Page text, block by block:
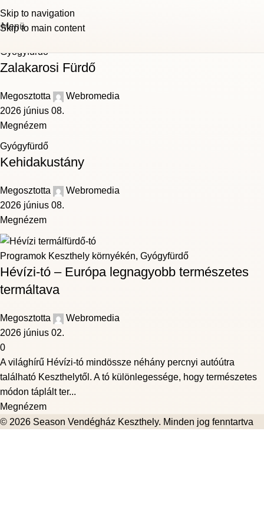
Skip to navigation
Skip to main content
Menü
Gyógyfürdő
Gyógyfürdő
Zalakarosi Fürdő
Megosztotta
Webromedia
2026 június 08.
Megnézem
Gyógyfürdő
Kehidakustány
Megosztotta
Webromedia
2026 június 08.
Megnézem
Programok Keszthely környékén, Gyógyfürdő
Hévízi-tó – Európa legnagyobb természetes
termáltava
Megosztotta
Webromedia
2026 június 02.
0
A világhírű Hévízi-tó mindössze néhány percnyi autóútra
található Keszthelytől. A tó különlegessége, hogy természetes
módon táplált ter...
Megnézem
© 2026 Season Vendégház Keszthely. Minden jog fenntartva